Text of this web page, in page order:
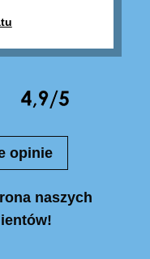
opinie
naszych